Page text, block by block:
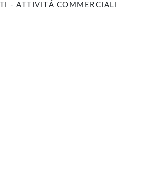
- ATTIVITÁ COMMERCIALI